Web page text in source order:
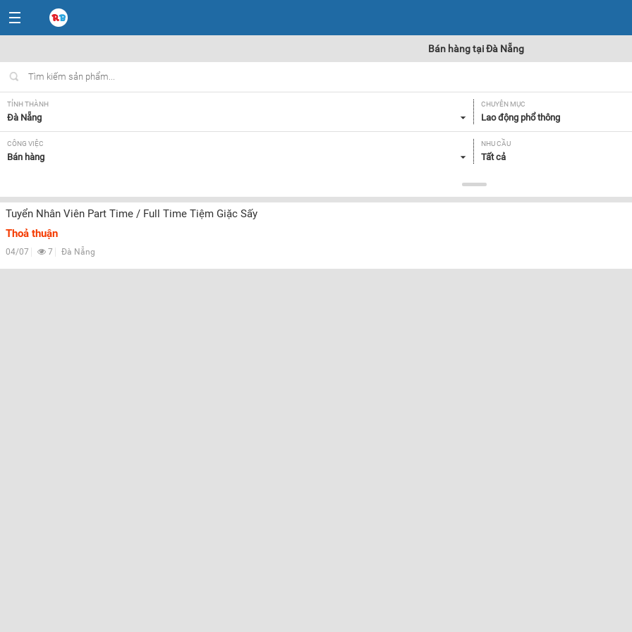
Bán hàng tại Đà Nẵng
TỈNH THÀNH
Đà Nẵng
CHUYÊN MỤC
Lao động phổ thông
CÔNG VIỆC
Bán hàng
NHU CẦU
Tất cả
Tất cả
Tuyển Nhân Viên Part Time / Full Time Tiệm Giặc Sấy
Thoả thuận
04/07 7 Đà Nẵng